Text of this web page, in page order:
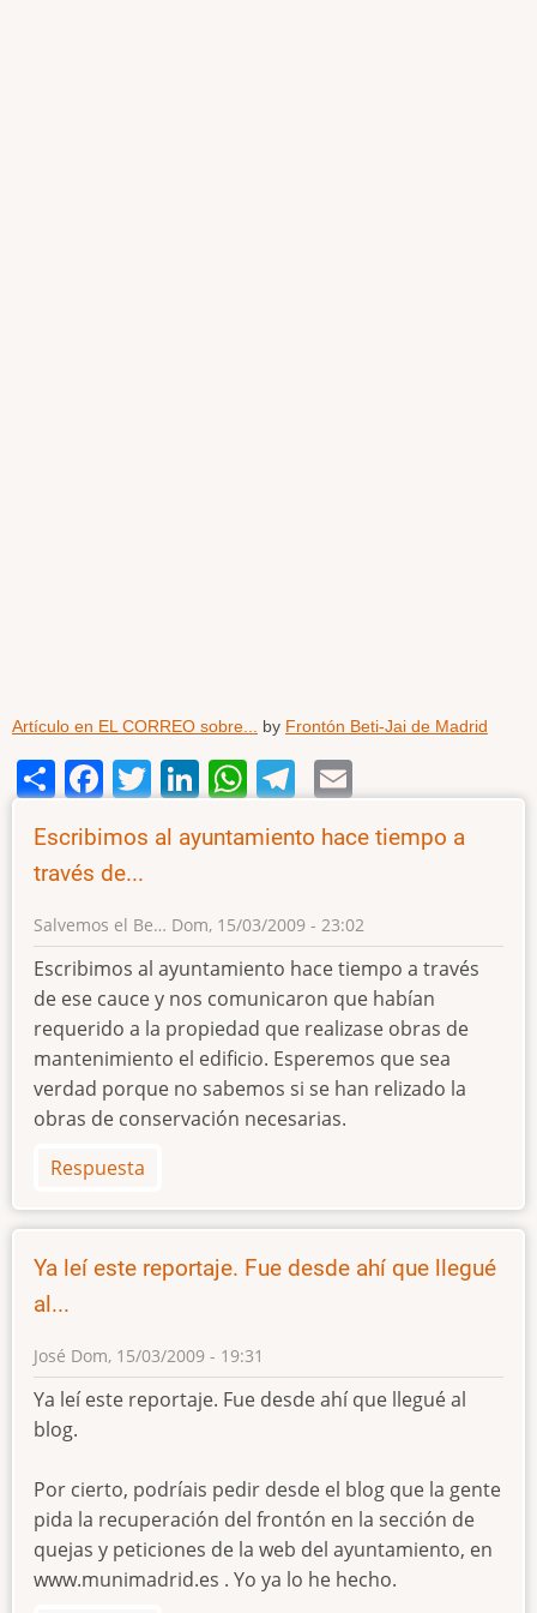
Artículo en EL CORREO sobre... by Frontón Beti-Jai de Madrid
ShareFacebook
Twitter
LinkedIn
WhatsApp
Telegram
Escribimos al ayuntamiento hace tiempo a
través de...
Salvemos el Be… Dom, 15/03/2009 - 23:02
Escribimos al ayuntamiento hace tiempo a través
de ese cauce y nos comunicaron que habían
requerido a la propiedad que realizase obras de
mantenimiento el edificio. Esperemos que sea
verdad porque no sabemos si se han relizado la
obras de conservación necesarias.
Respuesta
Ya leí este reportaje. Fue desde ahí que llegué
al...
José Dom, 15/03/2009 - 19:31
Ya leí este reportaje. Fue desde ahí que llegué al
blog.
Por cierto, podríais pedir desde el blog que la gente
pida la recuperación del frontón en la sección de
quejas y peticiones de la web del ayuntamiento, en
www.munimadrid.es . Yo ya lo he hecho.